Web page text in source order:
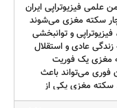
انجمن علمی فیزیوتراپی ایران
در کشور دچار سکته مغزی می‌شوند
و توانبخشی
زندگی عادی و استقلال
مغزی یک ‌فوریت
می‌تواند باعث
مغزی یکی از
به‌وجود می‌آید و